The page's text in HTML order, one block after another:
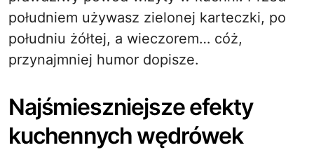
południem używasz zielonej karteczki, po
południu żółtej, a wieczorem… cóż,
przynajmniej humor dopisze.
Najśmieszniejsze efekty
kuchennych wędrówek